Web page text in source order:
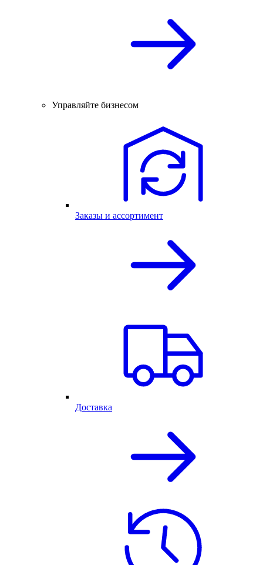
Управляйте бизнесом
Заказы и ассортимент
Доставка